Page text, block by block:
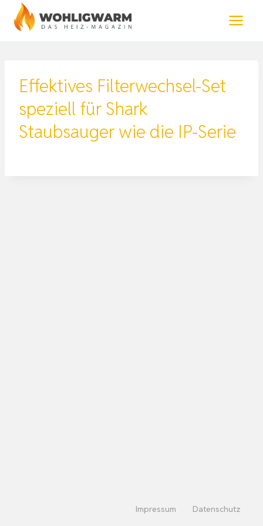
Zum
Inhalt
Effektives Filterwechsel-Set
speziell für Shark
Staubsauger wie die IP-Serie
Impressum Datenschutz